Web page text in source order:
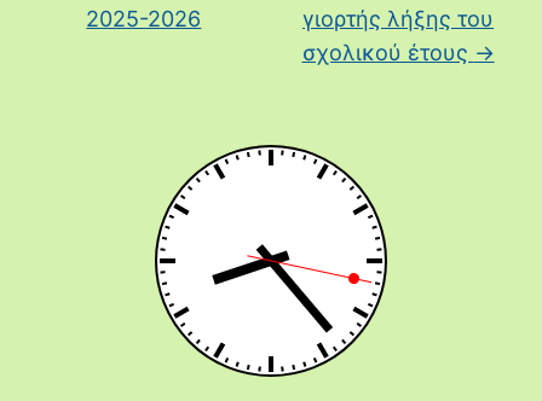
2025-2026
γιορτής λήξης του
σχολικού έτους →